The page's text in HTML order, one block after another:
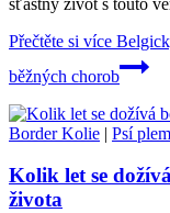
Přečtěte si více
běžných chorob
Border Kolie | Psí
Kolik let se
života